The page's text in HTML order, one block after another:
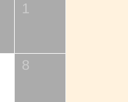
1
8